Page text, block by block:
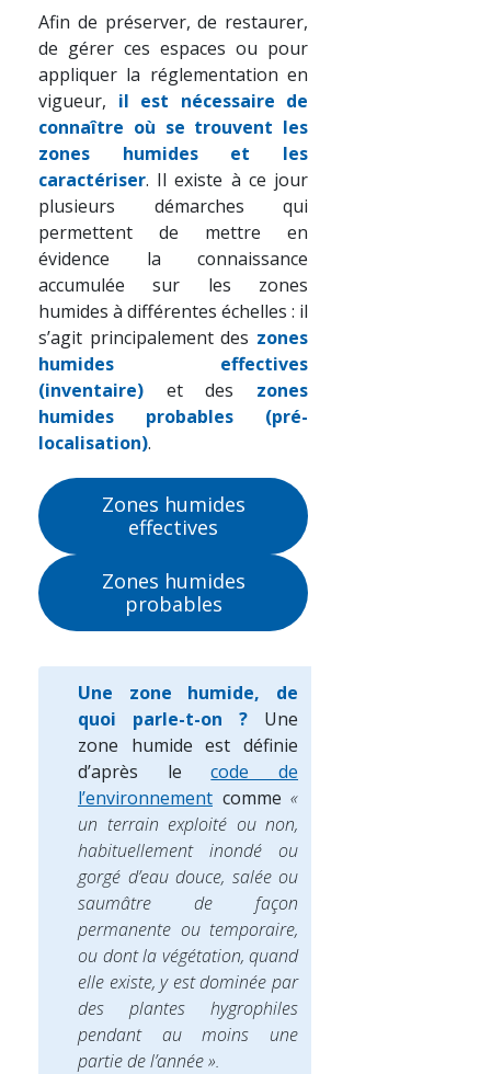
Afin de préserver, de restaurer,
de gérer ces espaces ou pour
appliquer la réglementation en
vigueur, il est nécessaire de
connaître où se trouvent les
zones humides et les
caractériser. Il existe à ce jour
plusieurs démarches qui
permettent de mettre en
évidence la connaissance
accumulée sur les zones
humides à différentes échelles : il
s’agit principalement des zones
humides effectives
(inventaire) et des zones
humides probables (pré-
localisation).
Zones humides
effectives
Zones humides
probables
Une zone humide, de
quoi parle-t-on ? Une
zone humide est définie
d’après lecode de
l’environnement comme «
un terrain exploité ou non,
habituellement inondé ou
gorgé d’eau douce, salée ou
saumâtre de façon
permanente ou temporaire,
ou dont la végétation, quand
elle existe, y est dominée par
des plantes hygrophiles
pendant au moins une
partie de l’année ».